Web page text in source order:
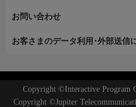
お問い合わせ
お客さまのデータ利用･外部送信
Copyright ©Interactive Program
Copyright ©Jupiter